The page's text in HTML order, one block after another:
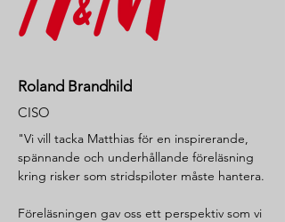
Roland Brandhild
CISO
"Vi vill tacka Matthias för en inspirerande,
spännande och underhållande föreläsning
kring risker som stridspiloter måste hantera.
Föreläsningen gav oss ett perspektiv som vi